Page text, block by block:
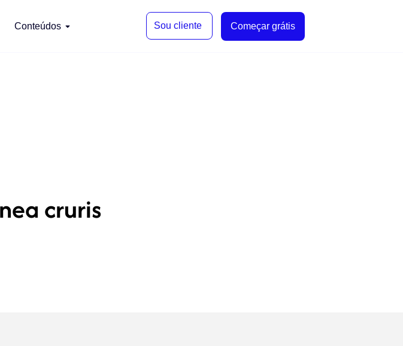
Conteúdos Sou cliente Começar grátis
cruris